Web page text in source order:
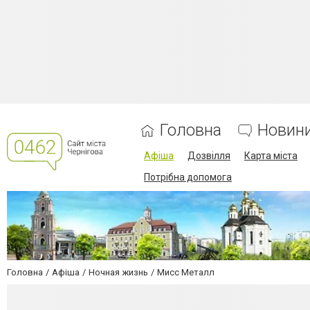
Головна
Афіша Дозвілля
Карта міста
Потрібна допомога
Головна Афіша Ночная жизнь Мисс Металл